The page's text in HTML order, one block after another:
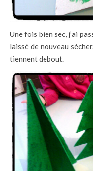
Une fois bien sec, j’ai
laissé de nouveau
tiennent debout.